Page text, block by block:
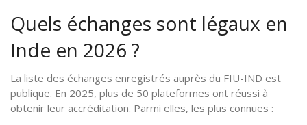
Quels échanges sont légaux en
Inde en 2026 ?
La liste des échanges enregistrés auprès du FIU-IND est
publique. En 2025, plus de 50 plateformes ont réussi à
obtenir leur accréditation. Parmi elles, les plus connues :